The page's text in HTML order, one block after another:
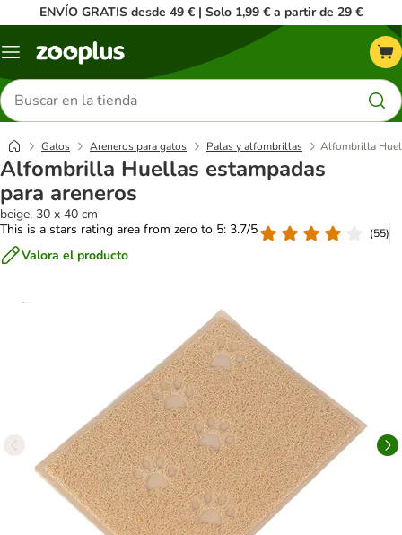
ENVÍO GRATIS desde 49 € | Solo 1,99 € a partir de 29 €
Menú
Buscar
productos
Gatos Areneros para gatos Palas y alfombrillas Alfombrilla
Alfombrilla Huellas estampadas
para areneros
beige, 30 x 40 cm
This is a stars rating area from zero to 5: 3.7/5
(55)
Valora el producto